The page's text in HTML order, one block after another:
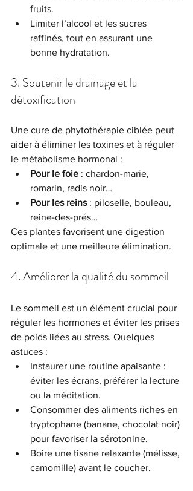
fruits.
Limiter l’alcool et les sucres
raffinés, tout en assurant une
bonne hydratation.
3. Soutenir le drainage et la
détoxification
Une cure de phytothérapie ciblée peut
aider à éliminer les toxines et à réguler
le métabolisme hormonal :
Pour le foie : chardon-marie,
romarin, radis noir…
Pour les reins : piloselle, bouleau,
reine-des-prés…
Ces plantes favorisent une digestion
optimale et une meilleure élimination.
4. Améliorer la qualité du sommeil
Le sommeil est un élément crucial pour
réguler les hormones et éviter les prises
de poids liées au stress. Quelques
astuces :
Instaurer une routine apaisante :
éviter les écrans, préférer la lecture
ou la méditation.
Consommer des aliments riches en
tryptophane (banane, chocolat noir)
pour favoriser la sérotonine.
Boire une tisane relaxante (mélisse,
camomille) avant le coucher.